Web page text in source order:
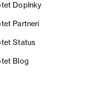
Doplnky
Partneri
Status
Blog